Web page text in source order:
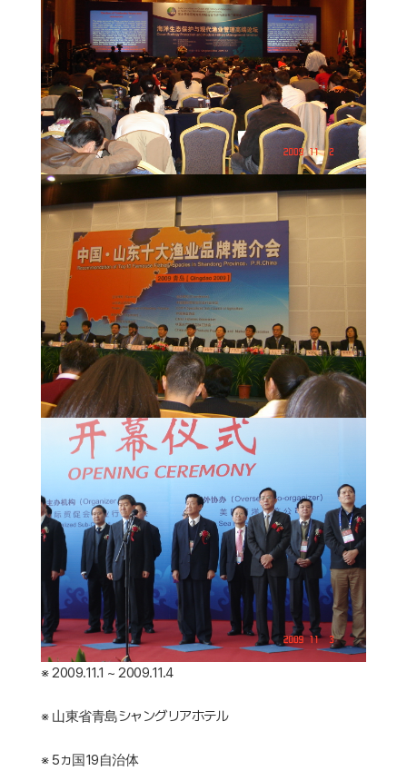
※ 2009.11.1 ~ 2009.11.4
※ 山東省青島シャングリアホテル
※ 5ヵ国19自治体